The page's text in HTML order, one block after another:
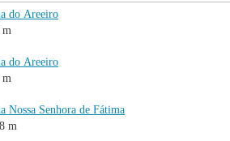
do Areeiro
m
do Areeiro
m
Nossa Senhora de Fátima
m